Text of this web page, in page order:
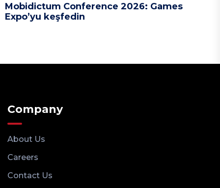
Mobidictum Conference 2026: Games
Expo’yu keşfedin
Company
About Us
Careers
Contact Us